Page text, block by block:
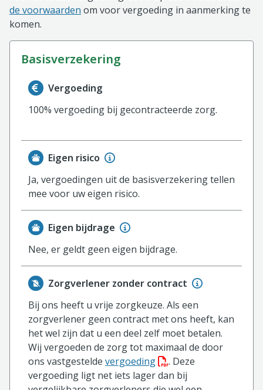
de voorwaarden om voor vergoeding in aanmerking te
komen.
basisverzekering
Informatie over de vergoeding van de
Vergoeding
100% vergoeding bij gecontracteerde zorg.
Eigen risico
Ja, vergoedingen uit de basisverzekering tellen
mee voor uw eigen risico.
Eigen bijdrage
Nee, er geldt geen eigen bijdrage.
Zorgverlener zonder contract
Bij ons heeft u vrije zorgkeuze. Als een
zorgverlener geen contract met ons heeft, kan
het wel zijn dat u een deel zelf moet betalen.
Wij vergoeden de zorg tot maximaal de door
ons vastgestelde vergoeding(PDF bestand,
. Deze
vergoeding ligt net iets lager dan bij